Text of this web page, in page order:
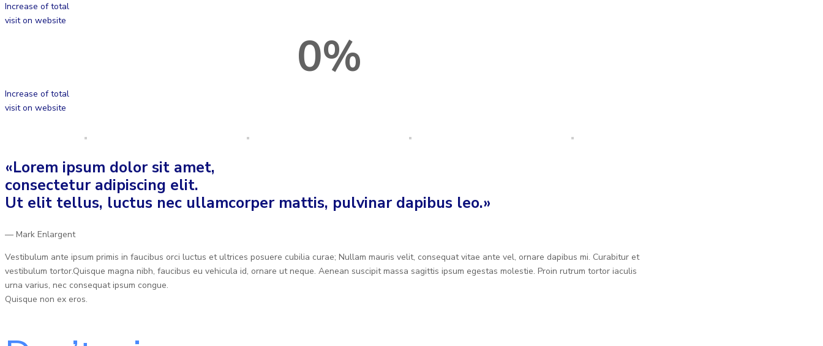
Increase of total
visit on website
0%
Increase of total
visit on website
«Lorem ipsum dolor sit amet,
consectetur adipiscing elit.
Ut elit tellus, luctus nec ullamcorper mattis, pulvinar dapibus leo.»
— Mark Enlargent
Vestibulum ante ipsum primis in faucibus orci luctus et ultrices posuere cubilia curae; Nullam mauris velit, consequat vitae ante vel, ornare dapibus mi. Curabitur et
vestibulum tortor.Quisque magna nibh, faucibus eu vehicula id, ornare ut neque. Aenean suscipit massa sagittis ipsum egestas molestie. Proin rutrum tortor iaculis
urna varius, nec consequat ipsum congue.
Quisque non ex eros.